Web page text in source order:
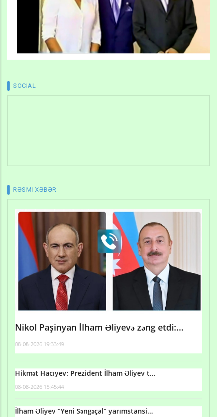
SOCIAL
RƏSMI XƏBƏR
Nikol Paşinyan İlham Əliyevə zəng etdi:...
08-08-2026 19:33:49
Hikmət Hacıyev: Prezident İlham Əliyev t...
08-08-2026 15:45:44
İlham Əliyev “Yeni Səngəçal” yarımstansi...